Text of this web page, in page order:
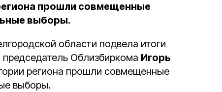
прошли совмещенные
выборы.
области подвела итоги
председатель Облизбиркома Игорь
региона прошли совмещенные
выборы.